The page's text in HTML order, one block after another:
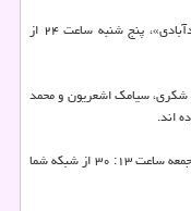
فیلم تلویزیونی رینگ اسپرت به کارگردانی «جواد مزدآبادی»، پنج شنبه ساعت ۲۴ از
شکری، سیامک اشعریون و محمد
اند.
فیلم تلویزیونی شرخر به کارگردانی «علی خزاعی فر»، جمعه ساعت ۱۳: ۳۰ از شبکه شما